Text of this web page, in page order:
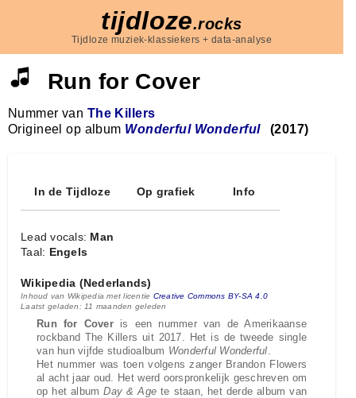
tijdloze.rocks
Tijdloze muziek-klassiekers + data-analyse
Run for Cover
Nummer van The Killers
Origineel op album Wonderful Wonderful (2017)
In de Tijdloze Op grafiek Info
Lead vocals: Man
Taal: Engels
Wikipedia (Nederlands)
Inhoud van Wikipedia met licentie Creative Commons BY-SA 4.0
Laatst geladen: 11 maanden geleden
Run for Coveris een nummer van de Amerikaanse
rockband The Killers uit 2017. Het is de tweede single
van hun vijfde studioalbum Wonderful Wonderful.
Het nummer was toen volgens zanger Brandon Flowers
al acht jaar oud. Het werd oorspronkelijk geschreven om
op het albumDay & Age te staan, het derde album van